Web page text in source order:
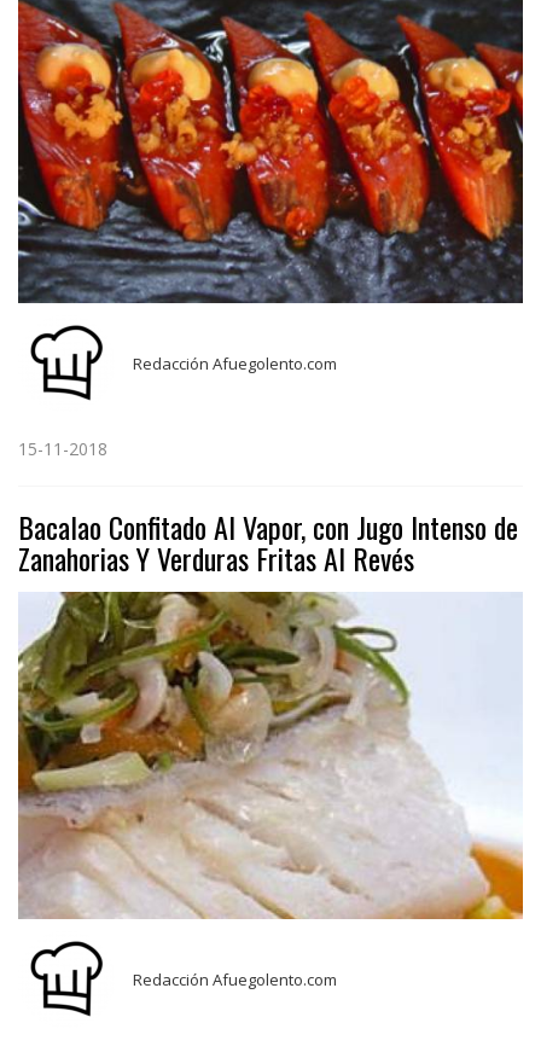
Redacción Afuegolento.com
15-11-2018
Bacalao Confitado Al Vapor, con Jugo Intenso de
Zanahorias Y Verduras Fritas Al Revés
Redacción Afuegolento.com